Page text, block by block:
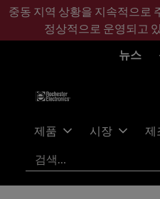
기
콘
바
글
중동 지역 상황을 지속적으로
정상적으로 운영되고
뉴스
제품 시장 제
검색